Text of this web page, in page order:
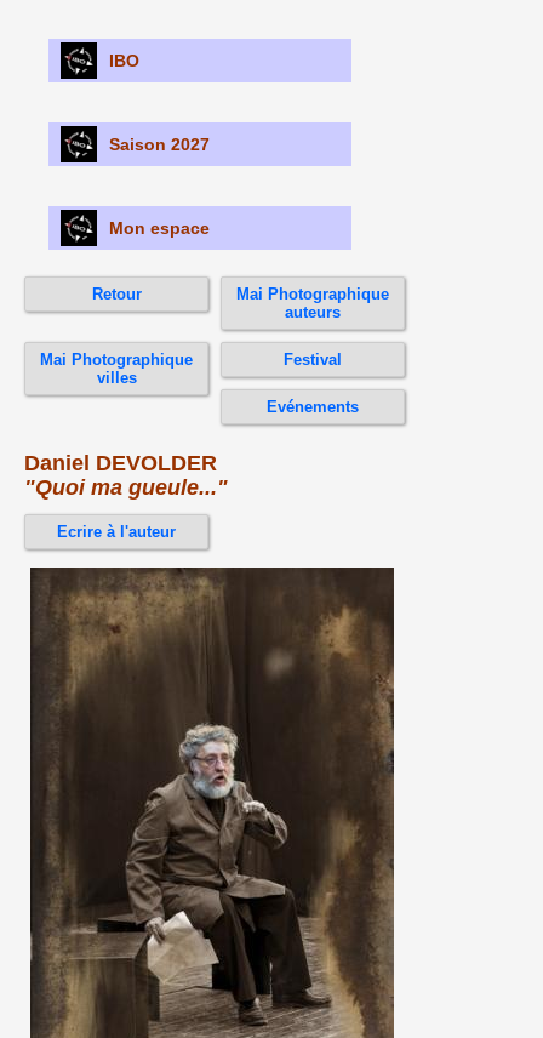
IBO
Saison 2027
Mon espace
Retour
Mai Photographique
auteurs
Mai Photographique
villes
Festival
Evénements
Daniel DEVOLDER
"Quoi ma gueule..."
Ecrire à l'auteur